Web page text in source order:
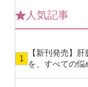
人気記事
【新刊発売】
を、すべての悩